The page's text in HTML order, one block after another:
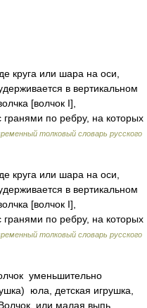
круга или шара на оси,
в вертикальном
[волчок I],
гранями по ребру, на которых
толковый словарь русского
круга или шара на оси,
в вертикальном
[волчок I],
гранями по ребру, на которых
толковый словарь русского
уменьшительно
юла, детская игрушка,
или малая выпь